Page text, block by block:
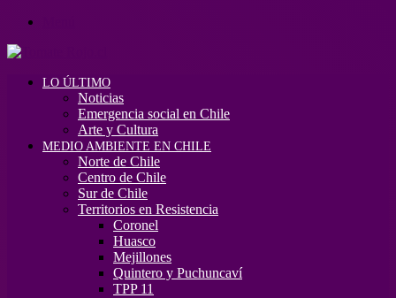
LO ÚLTIMO
Noticias
Emergencia social en Chile
Arte y Cultura
MEDIO AMBIENTE EN CHILE
Norte de Chile
Centro de Chile
Sur de Chile
Territorios en Resistencia
Coronel
Huasco
Mejillones
Quintero y Puchuncaví
TPP 11